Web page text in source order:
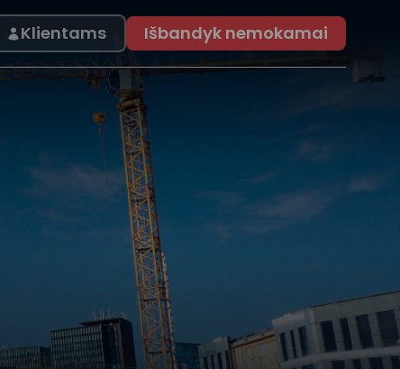
Klientams Išbandyk nemokamai